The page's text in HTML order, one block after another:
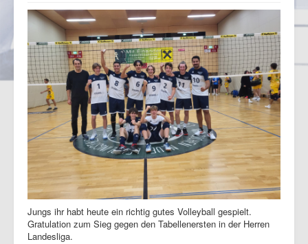
Jungs ihr habt heute ein richtig gutes Volleyball gespielt.
Gratulation zum Sieg gegen den Tabellenersten in der Herren
Landesliga.